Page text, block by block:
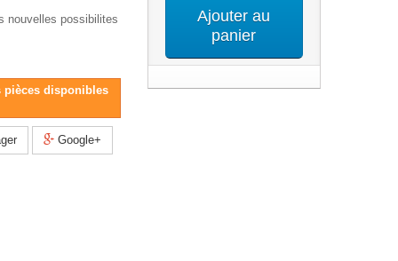
nouvelles possibilites
pièces disponibles
Google+
Ajouter au
panier